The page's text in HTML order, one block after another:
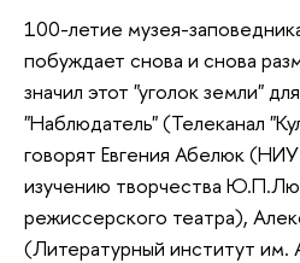
100-летие музея-
побуждает снова и снова
значил этот "уголок земли"
"Наблюдатель" (Телеканал
говорят Евгения Абелюк
изучению творчества
режиссерского театра),
(Литературный институт им.